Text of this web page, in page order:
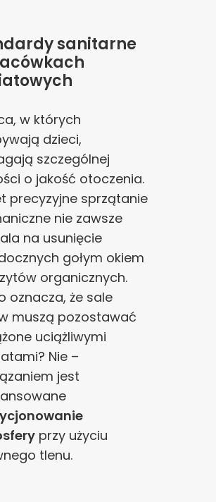
sanitarne
w których
dzieci,
szczególnej
o jakość otoczenia.
precyzyjne sprzątanie
nie zawsze
na usunięcie
gołym okiem
organicznych.
oznacza, że sale
muszą pozostawać
uciążliwymi
Nie –
jest
przy użyciu
tlenu.